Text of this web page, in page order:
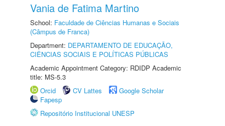
Vania de Fatima Martino
School: Faculdade de Ciências Humanas e Sociais
(Câmpus de Franca)
Department: DEPARTAMENTO DE EDUCAÇÃO,
CIÊNCIAS SOCIAIS E POLÍTICAS PÚBLICAS
Academic Appointment Category: RDIDP Academic
title: MS-5.3
Orcid
CV Lattes
Google Scholar
Fapesp
Repositório Institucional UNESP